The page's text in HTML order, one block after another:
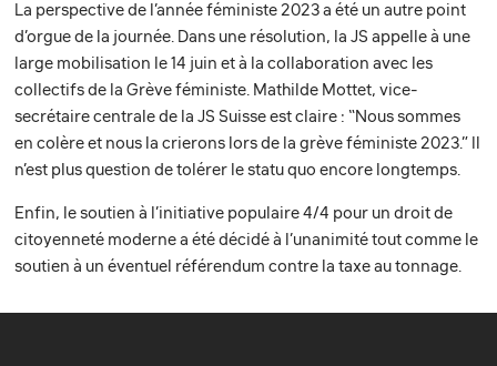
La perspective de l’année féministe 2023 a été un autre point
d’orgue de la journée. Dans une résolution, la JS appelle à une
large mobilisation le 14 juin et à la collaboration avec les
collectifs de la Grève féministe. Mathilde Mottet, vice-
secrétaire centrale de la JS Suisse est claire : “Nous sommes
en colère et nous la crierons lors de la grève féministe 2023.” Il
n’est plus question de tolérer le statu quo encore longtemps.
Enfin, le soutien à l’initiative populaire 4/4 pour un droit de
citoyenneté moderne a été décidé à l’unanimité tout comme le
soutien à un éventuel référendum contre la taxe au tonnage.